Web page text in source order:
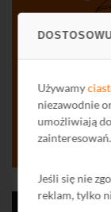
Używamy
niezawodnie
umożliwiają
zainteresowań.
Jeśli się nie
reklam, tylko